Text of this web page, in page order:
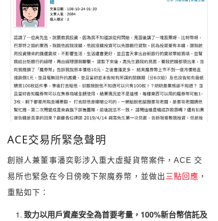
ACE交易所緊急聲明
創辦人兼董事潘奕彰涉入重大虛擬貨幣案件，ACE 交
易所也緊急在今日傍晚下架魔券幣，並做出 三點回應 ，
重點如下：
致力以用戶資產安全為首要考量，100%新台幣信託及